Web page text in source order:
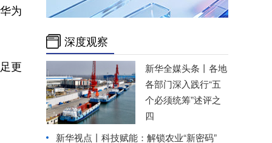
为
更
深度观察
新华全媒头条丨 各地
各部门深入践行“五
个必须统筹”述评之
四
新华视点丨 科技赋能：解锁农业“新密码”